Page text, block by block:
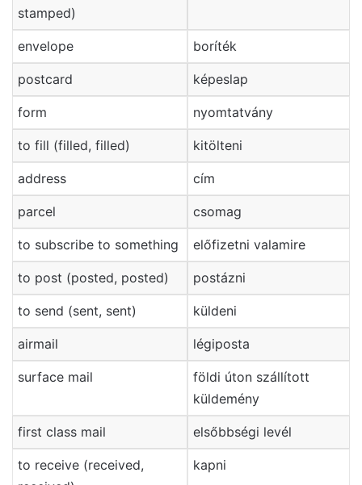
stamped)
envelope boríték
postcard képeslap
form nyomtatvány
to fill (filled, filled) kitölteni
address cím
parcel csomag
to subscribe to something előfizetni valamire
to post (posted, posted) postázni
to send (sent, sent) küldeni
airmail légiposta
surface mail
földi úton szállított
küldemény
first class mail elsőbbségi levél
to receive (received,
kapni